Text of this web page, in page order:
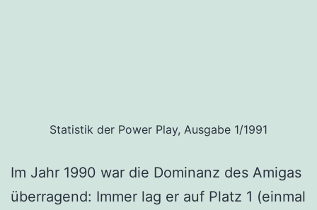
Statistik der Power Play, Ausgabe 1/1991
Im Jahr 1990 war die Dominanz des Amigas
überragend: Immer lag er auf Platz 1 (einmal